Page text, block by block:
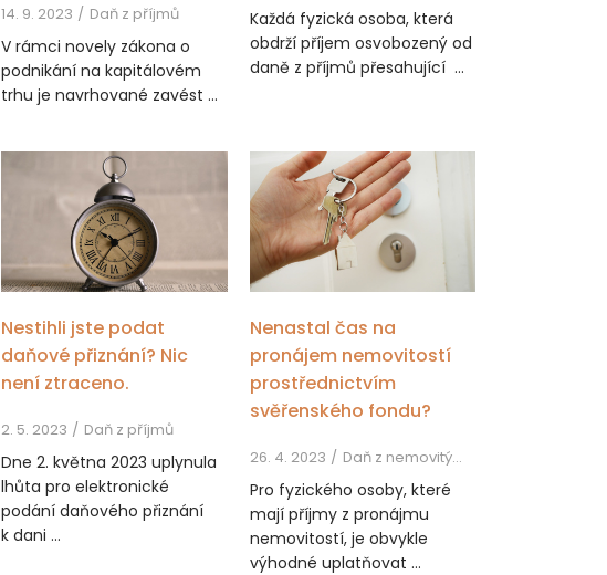
14. 9. 2023 Daň z příjmů
V rámci novely zákona o
podnikání na kapitálovém
trhu je navrhované zavést ...
Každá fyzická osoba, která
obdrží příjem osvobozený od
daně z příjmů přesahující ...
Nestihli jste podat
daňové přiznání? Nic
není ztraceno.
2. 5. 2023 Daň z příjmů
Dne 2. května 2023 uplynula
lhůta pro elektronické
podání daňového přiznání
k dani ...
Nenastal čas na
pronájem nemovitostí
prostřednictvím
svěřenského fondu?
26. 4. 2023 Daň z nemovitých věcí, Daň z příjmů
Pro fyzického osoby, které
mají příjmy z pronájmu
nemovitostí, je obvykle
výhodné uplatňovat ...